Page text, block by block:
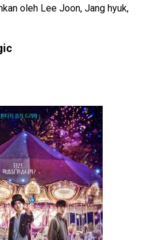
oleh Lee Joon, Jang hyuk,